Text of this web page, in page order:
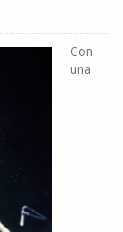
Con
una